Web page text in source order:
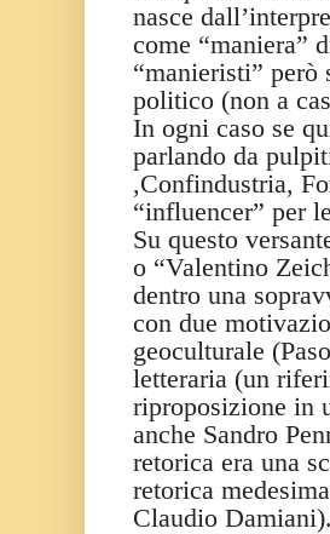
nasce
come “maniera”
“manieristi” però
politico (non a
In ogni caso se
parlando da
,Confindustria,
“influencer” per
Su questo
o “Valentino
dentro una
con due
geoculturale
letteraria (un
riproposizione in
anche Sandro
retorica era una
retorica
Claudio Damiani).